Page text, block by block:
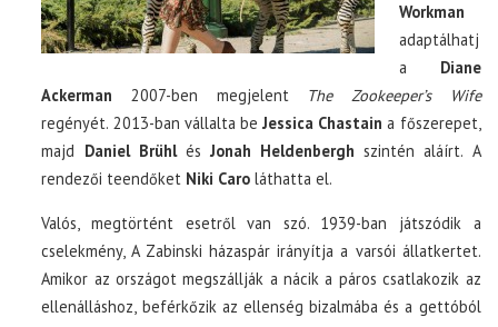
Workman
adaptálhatj
a Diane
Ackerman 2007-ben megjelent The Zookeeper’s Wife
regényét. 2013-ban vállalta beJessica Chastain a főszerepet,
majd Daniel Brühlés Jonah Heldenbergh szintén aláírt. A
rendezői teendőket Niki Caro láthatta el.
Valós, megtörtént esetről van szó. 1939-ban játszódik a
cselekmény, A Zabinski házaspár irányítja a varsói állatkertet.
Amikor az országot megszállják a nácik a páros csatlakozik az
ellenálláshoz, beférkőzik az ellenség bizalmába és a gettóból